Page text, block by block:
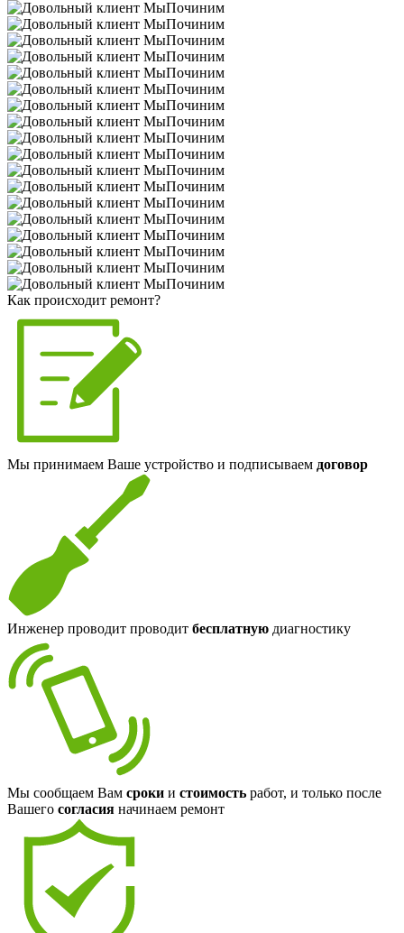
Как происходит ремонт?
Мы принимаем Ваше устройство и подписываем договор
Инженер проводит проводит бесплатную диагностику
Мы сообщаем Вам сроки и стоимость работ, и только после
Вашего согласия начинаем ремонт